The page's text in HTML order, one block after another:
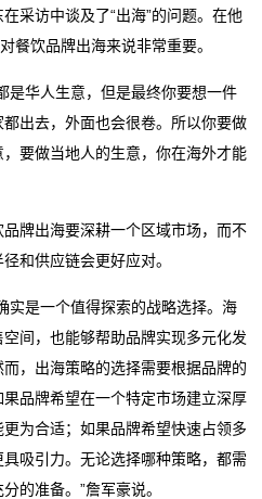
采访中谈及了“出海”的问题。在他
餐饮品牌出海来说非常重要。
是华人生意，但是最终你要想一件
出去，外面也会很卷。所以你要做
要做当地人的生意，你在海外才能
牌出海要深耕一个区域市场，而不
和供应链会更好应对。
实是一个值得探索的战略选择。海
间，也能够帮助品牌实现多元化发
，出海策略的选择需要根据品牌的
品牌希望在一个特定市场建立深厚
为合适；如果品牌希望快速占领多
吸引力。无论选择哪种策略，都需
的准备。”詹军豪说。